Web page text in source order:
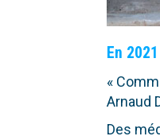
En
«
Arnaud
Des